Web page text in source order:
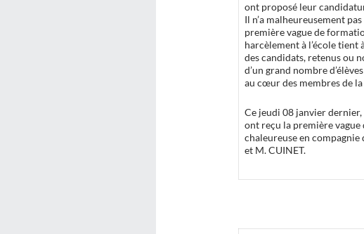
ont proposé leur
Il n’a malheureusement
première vague de
harcèlement à l’école
des candidats, retenus ou
d’un grand nombre
au cœur des membres de
Ce jeudi 08 janvier dernier,
ont reçu la première
chaleureuse en compagnie
et M. CUINET.